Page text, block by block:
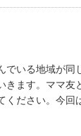
いる地域が同
きます。ママ友
ださい。今回